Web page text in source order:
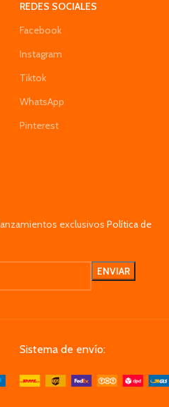
REDES SOCIALES
Facebook
Instagram
Tiktok
WhatsApp
Pinterest
exclusivos Política de
Sistema de envío: